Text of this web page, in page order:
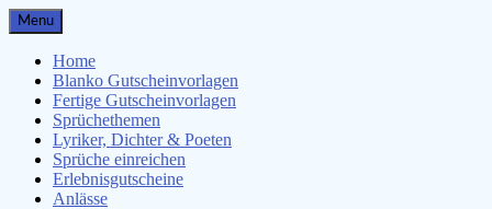
Skip
to
content
Menu
Home
Blanko Gutscheinvorlagen
Fertige Gutscheinvorlagen
Sprüchethemen
Lyriker, Dichter & Poeten
Sprüche einreichen
Erlebnisgutscheine
Anlässe